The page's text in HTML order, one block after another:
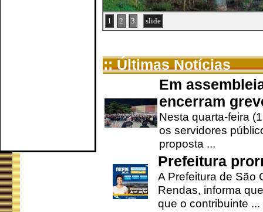
1 2 3 slide
:: Últimas Notícias
Em
encerram
Nesta quarta-feira
os servidores
proposta ...
Prefeitura
A Prefeitura de São
Rendas, informa
que o contribuinte ...